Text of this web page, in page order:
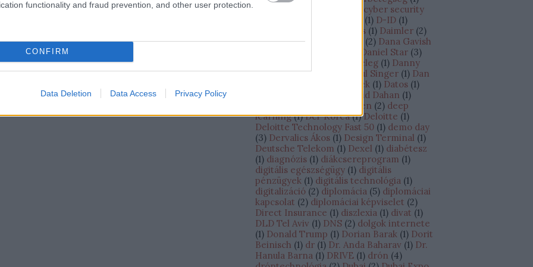
functionality and fraud prevention, and other user protection.
CONFIRM
Data Deletion Data Access Privacy Policy
cyber security
(1) D-ID (1)
daganatos megbetegedés (1) Daimler (2)
DAMO Academy
(2) Dana Gavish
Daniel Star (3)
Danit Peleg (1) Danny
Biran (3) Dan Senor – Saul Singer (1) Dan
Darts Matek (1) Datos (1)
David Dahan (1)
Debrecen (2) deep
learning (1) Dél-Korea (1) Deloitte (1)
Deloitte Technology Fast 50 (1) demo day
(3) Dervalics Ákos (1) Design Terminal (1)
Deutsche Telekom (1) Dexel (1) diabétesz
(1) diagnózis (1) diákcsereprogram (1)
digitális egészségügy (1) digitális
pénzügyek (1) digitális technológia (1)
digitalizáció (2) diplomácia (5) diplomáciai
kapcsolat (2) diplomáciai képviselet (2)
Direct Insurance (1) diszlexia (1) divat (1)
DLD Tel Aviv (1) DNS (2) dolgok internete
(1) Donald Trump (1) Dorian Barak (1) Dorit
Beinisch (1) dr (1) Dr. Anda Baharav (1) Dr.
Hanula Barna (1) DRIVE (1) drón (4)